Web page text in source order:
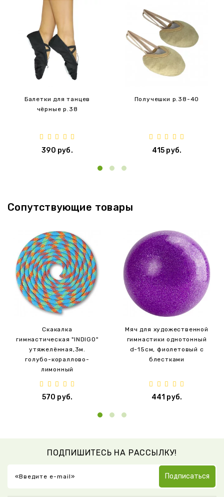
Балетки для танцев
чёрные p.38
390 руб.
Получешки p.38-40
415 руб.
Сопутствующие товары
Скакалка
гимнастическая "INDIGO"
утяжелённая,3м.
голубо-кораллово-
лимонный
570 руб.
Мяч для художественной
гимнастики однотонный
d-15см, фиолетовый с
блестками
441 руб.
ПОДПИШИТЕСЬ НА РАССЫЛКУ!
Подписаться